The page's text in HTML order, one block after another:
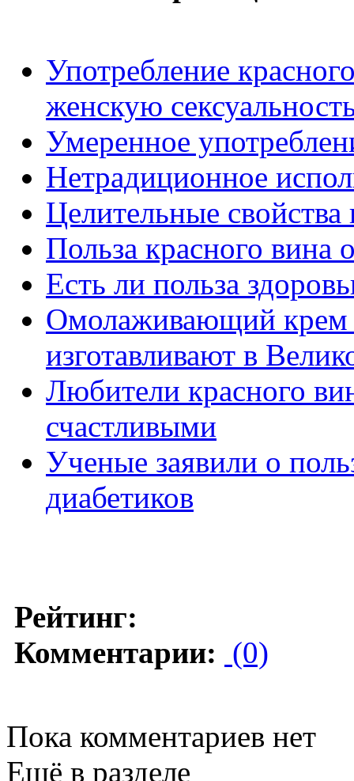
Употребление
женскую
Умеренное
Нетрадиционное
Целительные свойства
Польза красного вина
Есть ли польза
Омолаживающий крем
изготавливают в
Любители красного
счастливыми
Ученые заявили о
диабетиков
Рейтинг:
Комментарии: (0)
Пока комментариев нет
Ещё в разделе